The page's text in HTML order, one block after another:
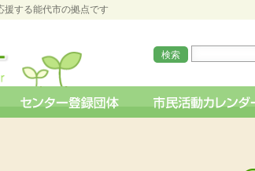
援する能代市の拠点です